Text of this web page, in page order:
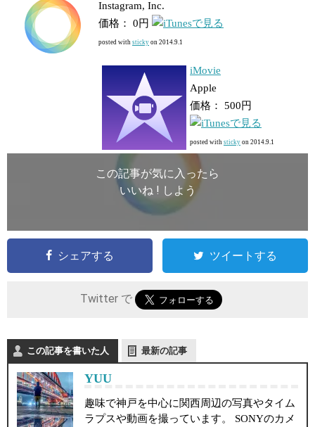
Instagram, Inc.
価格： 0円
posted with sticky on 2014.9.1
iMovie
Apple
価格： 500円
posted with sticky on 2014.9.1
この記事が気に入ったら
いいね ! しよう
シェアする ツイートする
Twitter で
この記事を書いた人 最新の記事
YUU
趣味で神戸を中心に関西周辺の写真やタイム
ラプスや動画を撮っています。 SONYのカメ